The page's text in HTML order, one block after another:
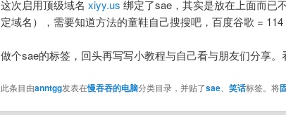
这次启用顶级域名 xiyy.us 绑定了sae，其实是放在上面而已
定域名），需要知道方法的童鞋自己搜搜吧，百度谷歌 = 114
做个sae的标签，回头再写写小教程与自己看与朋友们分享。
此条目由anntgg发表在慢吞吞的电脑分类目录，并贴了sae、 笑话标签。将